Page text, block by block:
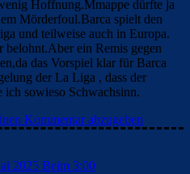
Hoffnung.Mmappe dürfte ja
Mörderfoul.Barca spielt den
und teilweise auch in Europa.
ein Remis gegen
das Vorspiel klar für Barca
der La Liga , dass der
sowieso Schwachsinn.
Kommentar abzugeben
2025 Beim 3:00